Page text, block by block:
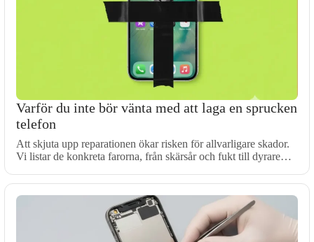
Varför du inte bör vänta med att laga en sprucken
telefon
Att skjuta upp reparationen ökar risken för allvarligare skador.
Vi listar de konkreta farorna, från skärsår och fukt till dyrare…